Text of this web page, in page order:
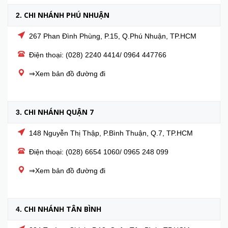
2. CHI NHÁNH PHÚ NHUẬN
267 Phan Đình Phùng, P.15, Q.Phú Nhuận, TP.HCM
Điện thoại: (028) 2240 4414/ 0964 447766
⇒Xem bản đồ đường đi
3. CHI NHÁNH QUẬN 7
148 Nguyễn Thị Thập, P.Bình Thuận, Q.7, TP.HCM
Điện thoại: (028) 6654 1060/ 0965 248 099
⇒Xem bản đồ đường đi
4. CHI NHÁNH TÂN BÌNH